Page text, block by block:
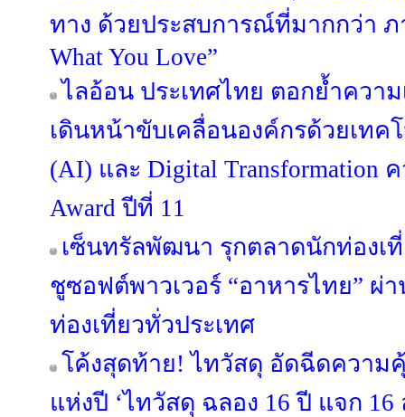
ทาง ด้วยประสบการณ์ที่มากกว่า ภ
What You Love”
ไลอ้อน ประเทศไทย ตอกย้ำควา
เดินหน้าขับเคลื่อนองค์กรด้วยเท
(AI) และ Digital Transformation ค
Award ปีที่ 11
เซ็นทรัลพัฒนา รุกตลาดนักท่องเ
ชูซอฟต์พาวเวอร์ “อาหารไทย” ผ่า
ท่องเที่ยวทั่วประเทศ
โค้งสุดท้าย! ไทวัสดุ อัดฉีดควา
แห่งปี ‘ไทวัสดุ ฉลอง 16 ปี แจก